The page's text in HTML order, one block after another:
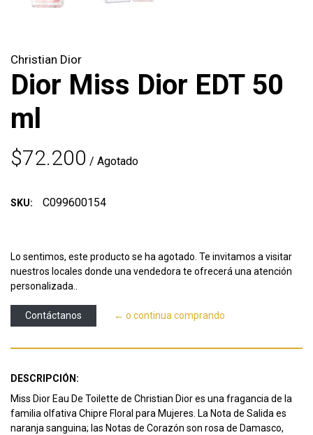
Christian Dior
Dior Miss Dior EDT 50
ml
$72.200 / Agotado
SKU: C099600154
Lo sentimos, este producto se ha agotado. Te invitamos a visitar
nuestros locales donde una vendedora te ofrecerá una atención
personalizada..
Contáctanos ← o continua comprando
DESCRIPCIÓN:
Miss Dior Eau De Toilette de Christian Dior es una fragancia de la
familia olfativa Chipre Floral para Mujeres. La Nota de Salida es
naranja sanguina; las Notas de Corazón son rosa de Damasco,